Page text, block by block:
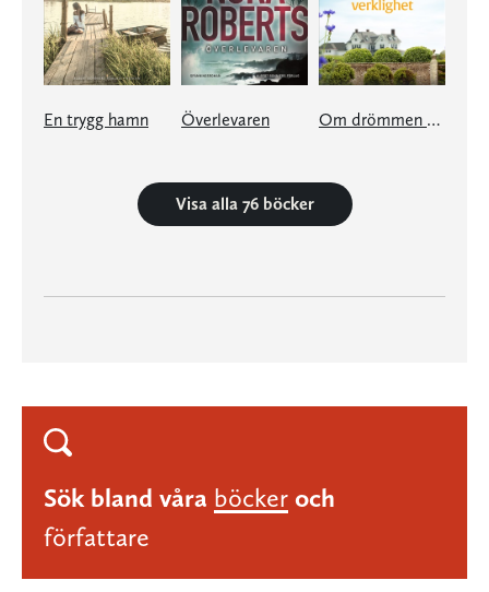
En trygg hamn Överlevaren Om drömmen blir verklighet
Visa alla 76 böcker
Sök bland våra böcker och
författare